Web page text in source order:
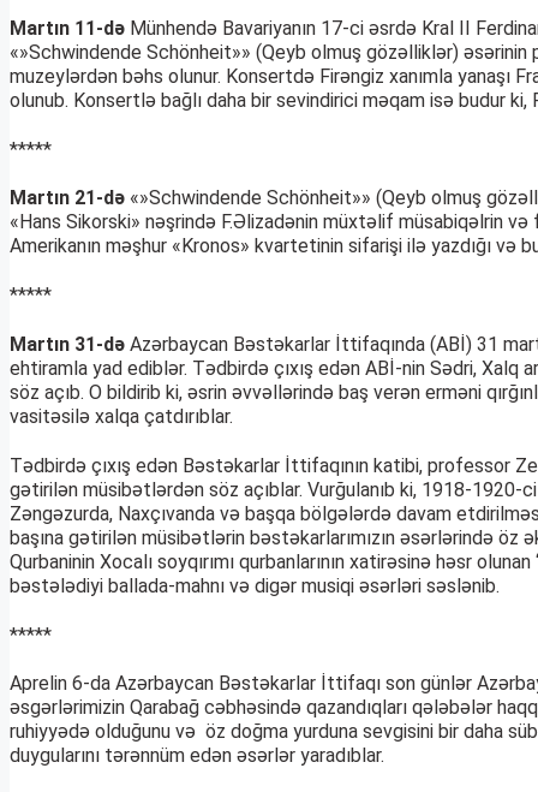
Martın 11-də Münhendə Bavariyanın 17-ci əsrdə Kral II
«»Schwindende Schönheit»» (Qeyb olmuş gözəlliklər) əsərinin
muzeylərdən bəhs olunur. Konsertdə Firəngiz xanımla yanaşı
olunub. Konsertlə bağlı daha bir sevindirici məqam isə budur
*****
Martın 21-də «»Schwindende Schönheit»» (Qeyb olmuş
«Hans Sikorski» nəşrində F.Əlizadənin müxtəlif müsabiqəlrin
Amerikanın məşhur «Kronos» kvartetinin sifarişi ilə yazdığı
*****
Martın 31-də Azərbaycan Bəstəkarlar İttifaqında (ABİ) 31
ehtiramla yad ediblər. Tədbirdə çıxış edən ABİ-nin Sədri, Xalq
söz açıb. O bildirib ki, əsrin əvvəllərində baş verən erməni
vasitəsilə xalqa çatdırıblar.
Tədbirdə çıxış edən Bəstəkarlar İttifaqının katibi, professor
gətirilən müsibətlərdən söz açıblar. Vurğulanıb ki, 1918-1920-
Zəngəzurda, Naxçıvanda və başqa bölgələrdə davam
başına gətirilən müsibətlərin bəstəkarlarımızın əsərlərində
Qurbaninin Xocalı soyqırımı qurbanlarının xatirəsinə həsr
bəstələdiyi ballada-mahnı və digər musiqi əsərləri səslənib.
*****
Aprelin 6-da Azərbaycan Bəstəkarlar İttifaqı son günlər
əsgərlərimizin Qarabağ cəbhəsində qazandıqları qələbələr
ruhiyyədə olduğunu və öz doğma yurduna sevgisini bir daha
duygularını tərənnüm edən əsərlər yaradıblar.